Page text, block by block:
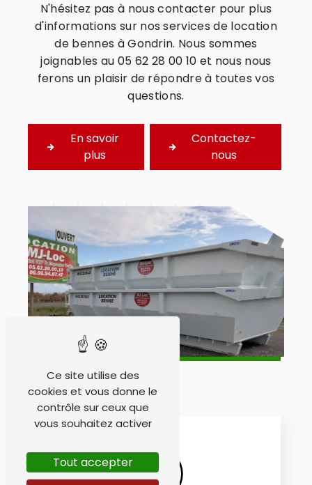
N'hésitez pas à nous contacter pour plus
d'informations sur nos services de location
de bennes à Gondrin. Nous sommes
joignables au 05 62 28 00 10 et nous nous
ferons un plaisir de répondre à toutes vos
questions.
En savoir
plus
Contactez-
nous
Ce site utilise des
cookies et vous donne le
contrôle sur ceux que
vous souhaitez activer
Tout accepter